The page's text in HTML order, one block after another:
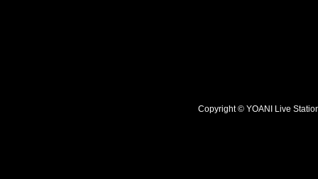
Copyright © YOANI Live